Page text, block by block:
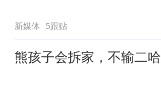
新媒体 5跟贴
熊孩子会拆家，不输二哈